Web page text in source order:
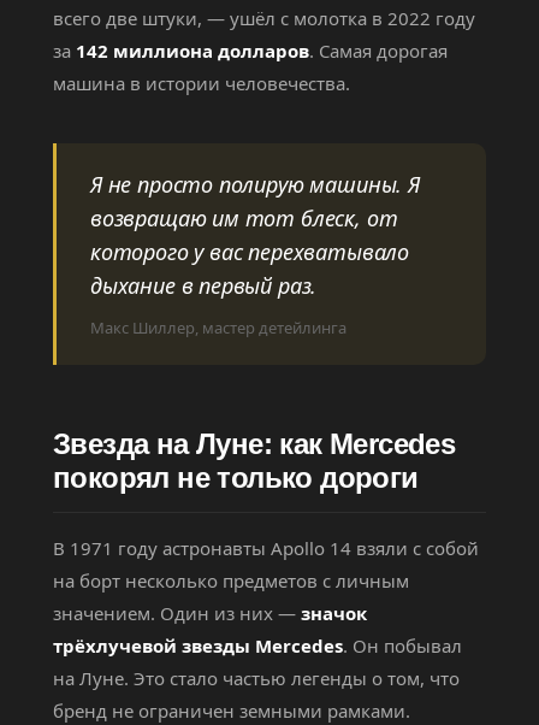
всего две штуки, — ушёл с молотка в 2022 году
за 142 миллиона долларов. Самая дорогая
машина в истории человечества.
Я не просто полирую машины. Я
возвращаю им тот блеск, от
которого у вас перехватывало
дыхание в первый раз.
Макс Шиллер, мастер детейлинга
Звезда на Луне: как Mercedes
покорял не только дороги
В 1971 году астронавты Apollo 14 взяли с собой
на борт несколько предметов с личным
значением. Один из них — значок
трёхлучевой звезды Mercedes. Он побывал
на Луне. Это стало частью легенды о том, что
бренд не ограничен земными рамками.